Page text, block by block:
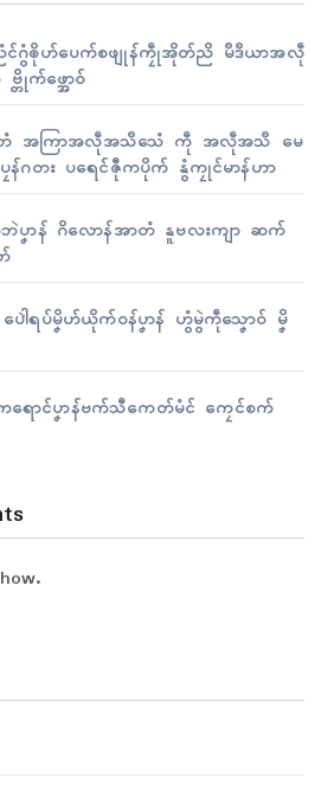
ညံၚ်ဂွံၜိုဟ်ပေက်စဖျုန်ကၠဵုအိုတ်ညိ မဳဒဳယာအလဵု
က်ဖ္အောဝ်
ာံ အကြာအလဵုအသဳသေံ ကဵု အလဵုအသဳ မေ
ဂတး ပရေၚ်ဇီုကပိုက် နွံကၠုၚ်မာန်ဟာ
ဝ်ဘဲပၞာန် ဂိလောန်အာတံ နူဗလးကျာ ဆက်
ေါဲရပ်မၞိဟ်ယိုက်ဝန်ပၞာန် ဟွံမွဲကဵုသၞောဝ် မၞိ
ကရောၚ်ပၞာန်ဗက်သီကေတ်မံၚ် ကၠေၚ်စက်